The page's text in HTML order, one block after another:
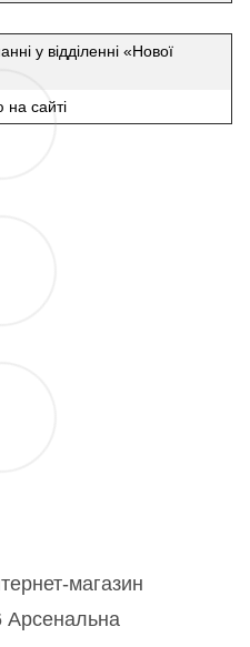
у відділенні «Нової
на сайті
магазин
Арсенальна